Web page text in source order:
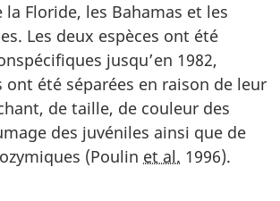
la Floride, les Bahamas et les
Les deux espèces ont été
jusqu’en 1982,
ont été séparées en raison de leur
de taille, de couleur des
des juvéniles ainsi que de
(Poulin et al. 1996).